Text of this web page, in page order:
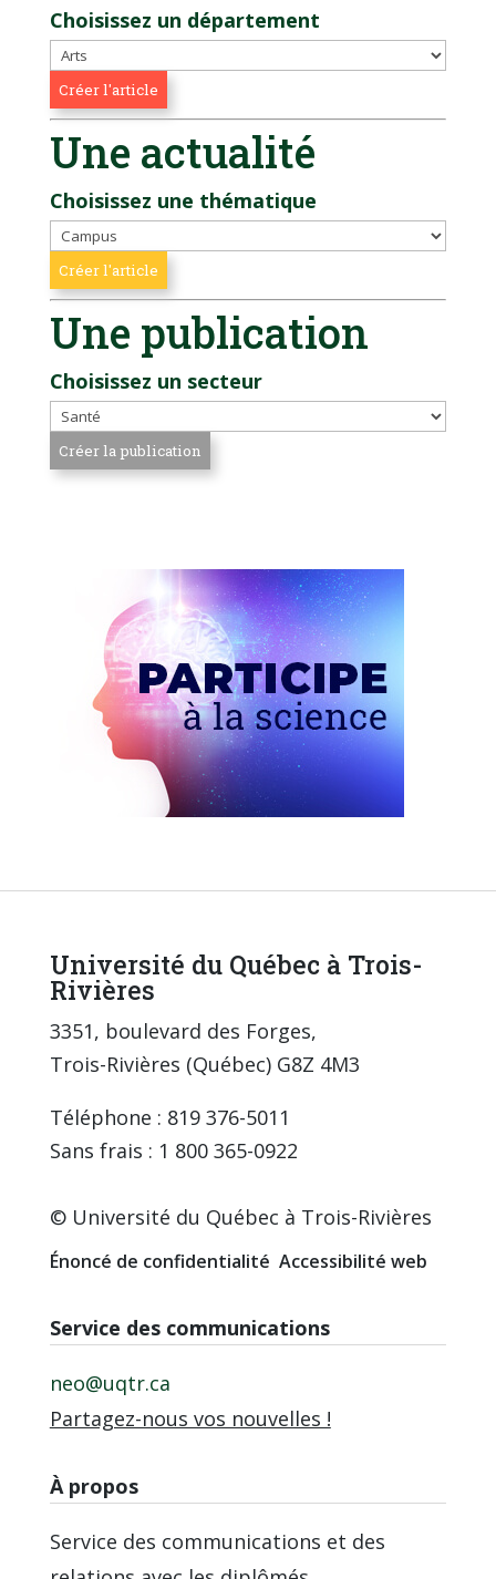
Choisissez un département
Une actualité
Choisissez une thématique
Une publication
Choisissez un secteur
Université du Québec à Trois-
Rivières
3351, boulevard des Forges,
Trois-Rivières (Québec) G8Z 4M3
Téléphone : 819 376-5011
Sans frais : 1 800 365-0922
© Université du Québec à Trois-Rivières
Énoncé de confidentialité Accessibilité web
Service des communications
neo@uqtr.ca
Partagez-nous vos nouvelles !
À propos
Service des communications et des